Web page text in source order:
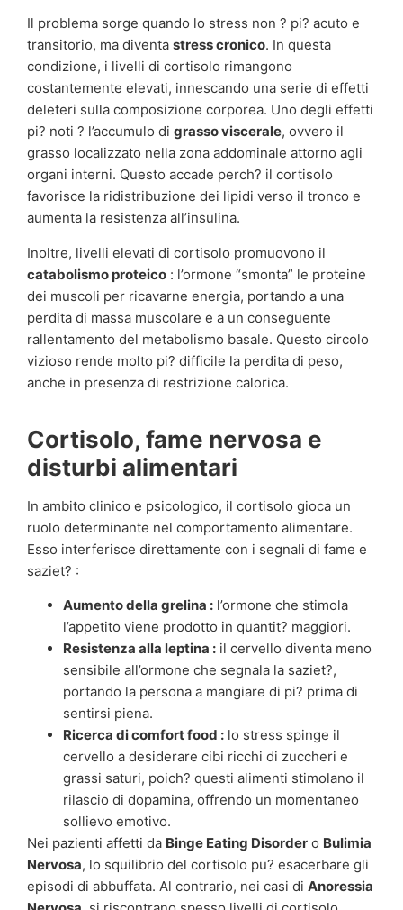
Il problema sorge quando lo stress non ? pi? acuto e
transitorio, ma diventa stress cronico. In questa
condizione, i livelli di cortisolo rimangono
costantemente elevati, innescando una serie di effetti
deleteri sulla composizione corporea. Uno degli effetti
pi? noti ? l’accumulo di grasso viscerale, ovvero il
grasso localizzato nella zona addominale attorno agli
organi interni. Questo accade perch? il cortisolo
favorisce la ridistribuzione dei lipidi verso il tronco e
aumenta la resistenza all’insulina.
Inoltre, livelli elevati di cortisolo promuovono il
catabolismo proteico : l’ormone “smonta” le proteine
dei muscoli per ricavarne energia, portando a una
perdita di massa muscolare e a un conseguente
rallentamento del metabolismo basale. Questo circolo
vizioso rende molto pi? difficile la perdita di peso,
anche in presenza di restrizione calorica.
Cortisolo, fame nervosa e
disturbi alimentari
In ambito clinico e psicologico, il cortisolo gioca un
ruolo determinante nel comportamento alimentare.
Esso interferisce direttamente con i segnali di fame e
saziet? :
Aumento della grelina : l’ormone che stimola
l’appetito viene prodotto in quantit? maggiori.
Resistenza alla leptina : il cervello diventa meno
sensibile all’ormone che segnala la saziet?,
portando la persona a mangiare di pi? prima di
sentirsi piena.
Ricerca di comfort food : lo stress spinge il
cervello a desiderare cibi ricchi di zuccheri e
grassi saturi, poich? questi alimenti stimolano il
rilascio di dopamina, offrendo un momentaneo
sollievo emotivo.
Nei pazienti affetti da Binge Eating Disorder o Bulimia
Nervosa, lo squilibrio del cortisolo pu? esacerbare gli
episodi di abbuffata. Al contrario, nei casi di Anoressia